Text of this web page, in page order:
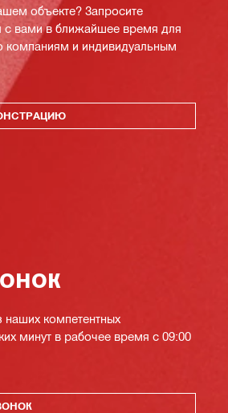
объекте? Запросите
с вами в ближайшее время для
компаниям и индивидуальным
компетентных
минут в рабочее время с 09:00